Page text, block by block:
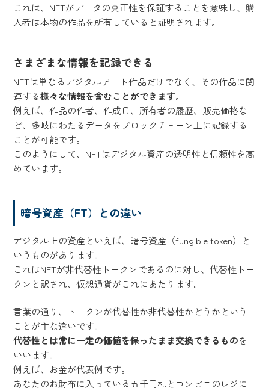
これは、NFTがデータの真正性を保証することを意味し、購
入者は本物の作品を所有していると証明されます。
さまざまな情報を記録できる
NFTは単なるデジタルアート作品だけでなく、その作品に関
連する様々な情報を含むことができます。
例えば、作品の作者、作成日、所有者の履歴、販売価格な
ど、多岐にわたるデータをブロックチェーン上に記録する
ことが可能です。
このようにして、NFTはデジタル資産の透明性と信頼性を高
めています。
暗号資産（FT）との違い
デジタル上の資産といえば、暗号資産（fungible token）と
いうものがあります。
これはNFTが非代替性トークンであるのに対し、代替性トー
クンと訳され、仮想通貨がこれにあたります。
言葉の通り、トークンが代替性か非代替性かどうかという
ことが主な違いです。
代替性とは常に一定の価値を保ったまま交換できるものを
いいます。
例えば、お金が代表例です。
あなたのお財布に入っている五千円札とコンビニのレジに